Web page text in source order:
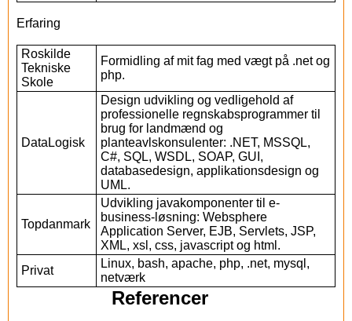
Erfaring
Roskilde
Tekniske
Skole
Formidling af mit fag med vægt på .net og
php.
DataLogisk
Design udvikling og vedligehold af
professionelle regnskabsprogrammer til
brug for landmænd og
planteavlskonsulenter: .NET, MSSQL,
C#, SQL, WSDL, SOAP, GUI,
databasedesign, applikationsdesign og
UML.
Topdanmark
Udvikling javakomponenter til e-
business-løsning: Websphere
Application Server, EJB, Servlets, JSP,
XML, xsl, css, javascript og html.
Privat
Linux, bash, apache, php, .net, mysql,
netværk
Referencer